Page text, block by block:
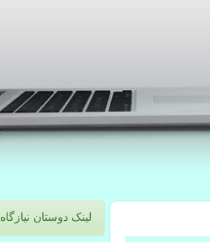
لینک دوستان نیازگاه